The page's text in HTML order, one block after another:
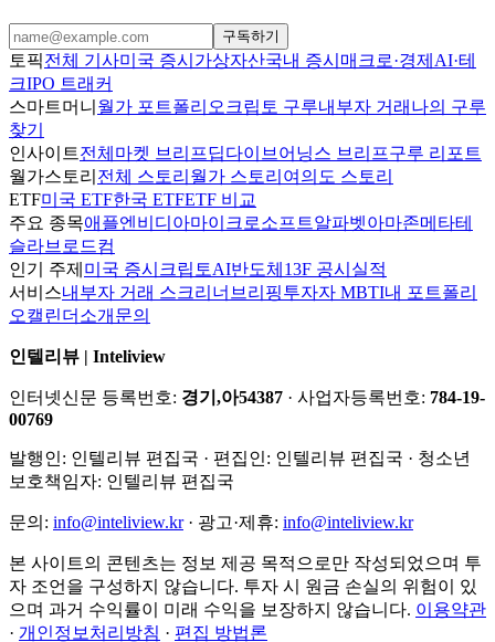
구독하기
토픽전체 기사미국 증시 가상자산국내 증시 매크로·경제 AI·테
크IPO 트래커
스마트머니 월가 포트폴리오크립토 구루내부자 거래 나의 구루
찾기
인사이트전체 마켓 브리프딥다이브어닝스 브리프구루 리포트
월가스토리 전체 스토리 월가 스토리 여의도 스토리
ETF미국 ETF한국 ETFETF 비교
주요 종목애플엔비디아마이크로소프트알파벳아마존메타테
슬라브로드컴
인기 주제 미국 증시 크립토AI반도체 13F 공시 실적
서비스내부자 거래 스크리너 브리핑투자자 MBTI내 포트폴리
오캘린더 소개 문의
인텔리뷰 | Inteliview
인터넷신문 등록번호: 경기,아54387 · 사업자등록번호: 784-19-
00769
발행인: 인텔리뷰 편집국 · 편집인: 인텔리뷰 편집국 · 청소년
보호책임자: 인텔리뷰 편집국
문의: info@inteliview.kr· 광고·제휴: info@inteliview.kr
본 사이트의 콘텐츠는 정보 제공 목적으로만 작성되었으며 투
자 조언을 구성하지 않습니다. 투자 시 원금 손실의 위험이 있
으며 과거 수익률이 미래 수익을 보장하지 않습니다. 이용약관
· 개인정보처리방침 · 편집 방법론